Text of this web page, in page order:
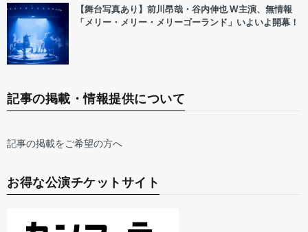
【舞台写真あり】前川昂哉・谷内伸也 W主演、無情報
「メリー・メリー・メリーゴーランド」いよいよ開幕！
記事の掲載・情報提供について
記事の掲載をご希望の方へ
お得な公演チケットサイト